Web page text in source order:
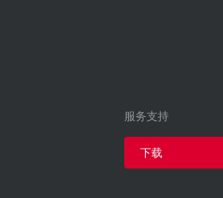
服务支持
下载